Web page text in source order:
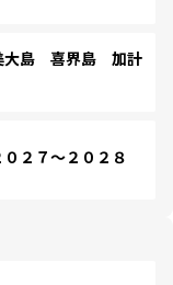
大島 喜界島 加計
２７～２０２８